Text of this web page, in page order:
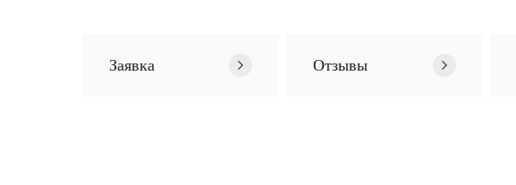
Заявка Отзывы